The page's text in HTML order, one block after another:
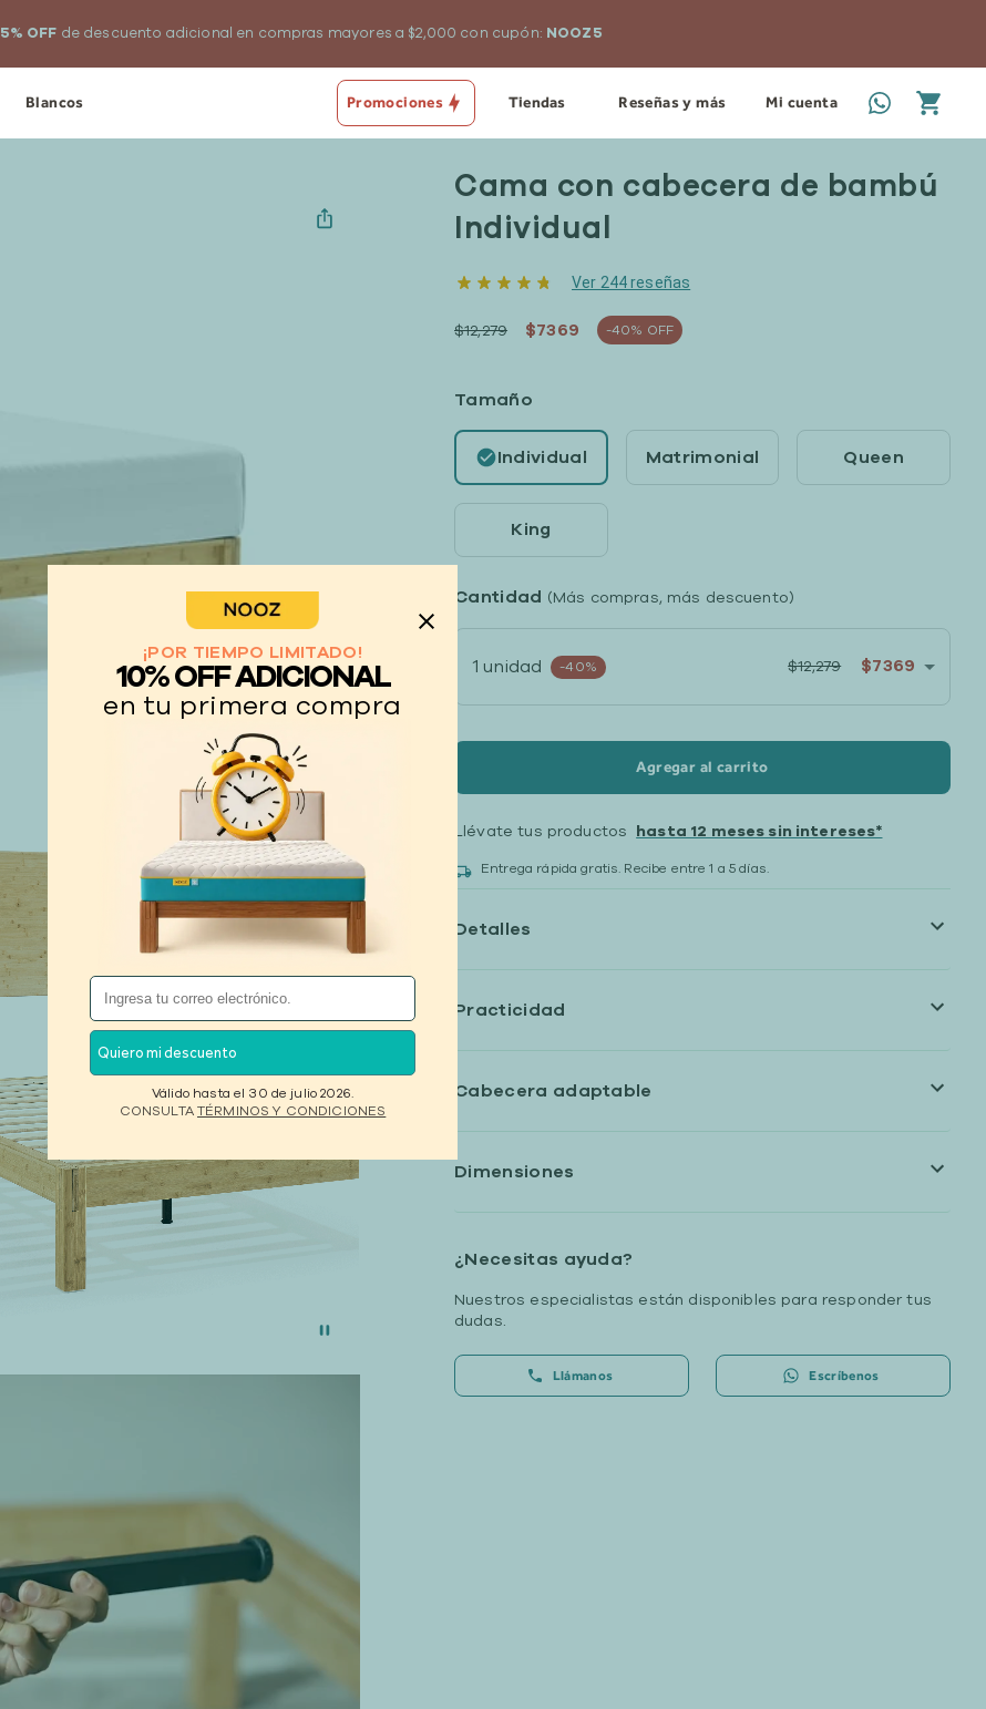
5% OFF de descuento adicional en compras mayores a $2,000 con cupón: NOOZ5
Blancos Promociones Tiendas Reseñas y más Mi cuenta
Cama con cabecera de bambú
Individual
Ver 244 reseñas
$12,279 $7369 -40% OFF
Tamaño
Individual Matrimonial Queen
King
Cantidad (Más compras, más descuento)
1 unidad -40% $12,279 $7369
Agregar al carrito
Llévate tus productos hasta 12 meses sin intereses*
Entrega rápida gratis. Recibe entre 1 a 5 días.
Detalles
Practicidad
Cabecera adaptable
Dimensiones
¿Necesitas ayuda?
Nuestros especialistas están disponibles para responder tus
dudas.
Llámanos Escríbenos
¡POR TIEMPO LIMITADO!
10% OFF ADICIONAL
en tu primera compra
Quiero mi descuento
Válido hasta el 30 de julio 2026.
CONSULTATÉRMINOS Y CONDICIONES